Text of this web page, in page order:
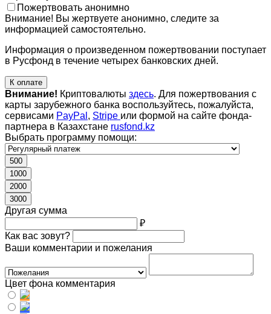
Пожертвовать анонимно
Внимание! Вы жертвуете анонимно, следите за
информацией самостоятельно.
Информация о произведенном пожертвовании поступает
в Русфонд в течение четырех банковских дней.
К оплате
Внимание! Криптовалюты здесь. Для пожертвования с
карты зарубежного банка воспользуйтесь, пожалуйста,
сервисами PayPal , Stripe или формой на сайте фонда-
партнера в Казахстане rusfond.kz
Выбрать программу помощи:
500
1000
2000
3000
Другая сумма
₽
Как вас зовут?
Ваши комментарии и пожелания
Цвет фона комментария